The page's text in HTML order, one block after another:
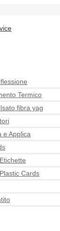
Termico
fibra yag
e Applica
Cards